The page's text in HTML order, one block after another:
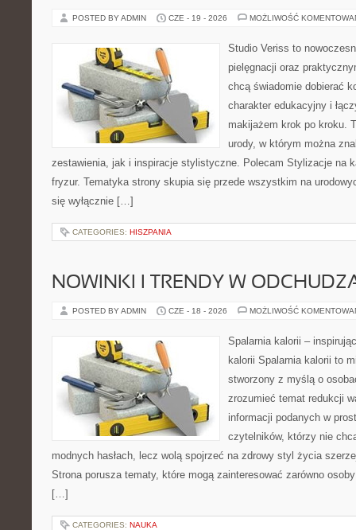
POSTED BY ADMIN CZE - 19 - 2026 MOŻLIWOŚĆ
Studio Veriss to
pielęgnacji oraz
chcą świadomie dobierać
charakter edukacyjny i
makijażem krok po kroku.
urody, w którym można
zestawienia, jak i inspiracje stylistyczne. Polecam Stylizacje na
fryzur. Tematyka strony skupia się przede wszystkim na
się wyłącznie […]
CATEGORIES: HISZPANIA
NOWINKI I TRENDY W
POSTED BY ADMIN CZE - 18 - 2026 MOŻLIWOŚĆ
Spalarnia kalorii –
kalorii Spalarnia kalorii to
stworzony z myślą o
zrozumieć temat redukcji
informacji podanych w
czytelników, którzy nie
modnych hasłach, lecz wolą spojrzeć na zdrowy styl życia
Strona porusza tematy, które mogą zainteresować zarówno
[…]
CATEGORIES: NAUKA